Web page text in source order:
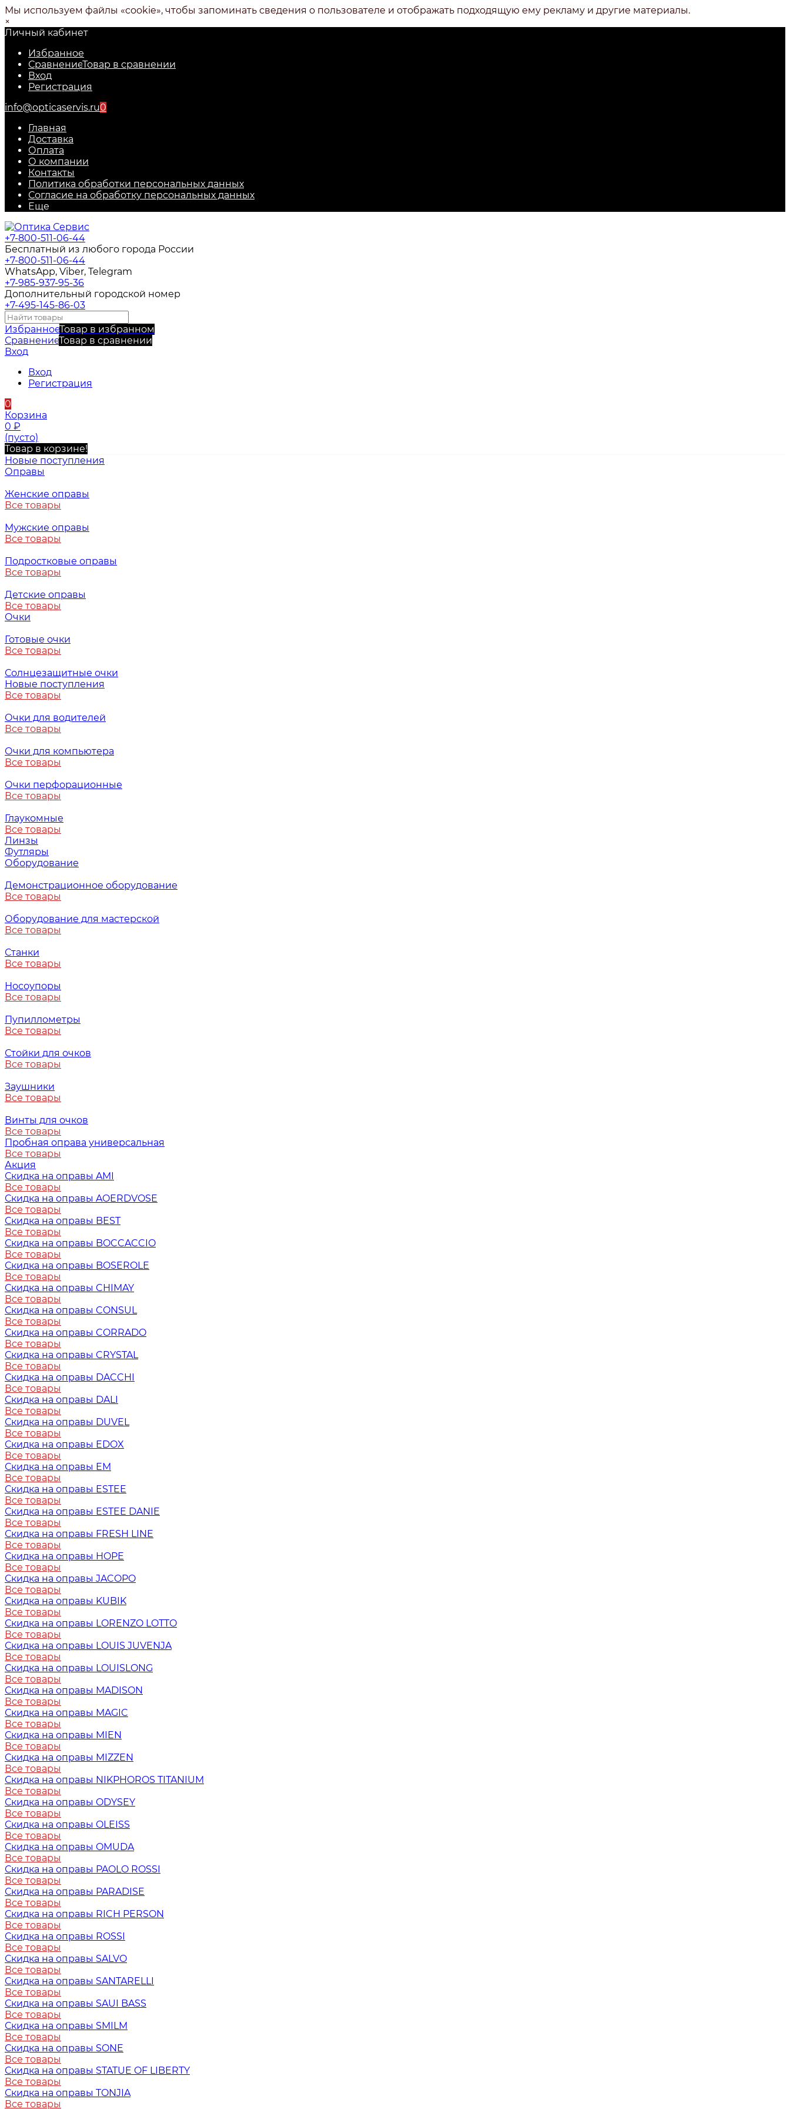
Мы используем файлы «cookie», чтобы запоминать сведения о пользователе и отображать подходящую ему рекламу и другие материалы.
×
Личный кабинет
Избранное
СравнениеТовар в сравнении
Вход
Регистрация
info@opticaservis.ru0
Главная
Доставка
Оплата
О компании
Контакты
Политика обработки персональных данных
Согласие на обработку персональных данных
Еще
+7-800-511-06-44
Бесплатный из любого города России
+7-800-511-06-44
WhatsApp, Viber, Telegram
+7-985-937-95-36
Дополнительный городской номер
+7-495-145-86-03
ИзбранноеТовар в избранном
СравнениеТовар в сравнении
Вход
Вход
Регистрация
0
Корзина
0 ₽
(пусто)
Товар в корзине!
Новые поступления
Оправы
Женские оправы
Все товары
Мужские оправы
Все товары
Подростковые оправы
Все товары
Детские оправы
Все товары
Очки
Готовые очки
Все товары
Солнцезащитные очки
Новые поступления
Все товары
Очки для водителей
Все товары
Очки для компьютера
Все товары
Очки перфорационные
Все товары
Глаукомные
Все товары
Линзы
Футляры
Оборудование
Демонстрационное оборудование
Все товары
Оборудование для мастерской
Все товары
Станки
Все товары
Носоупоры
Все товары
Пупиллометры
Все товары
Стойки для очков
Все товары
Заушники
Все товары
Винты для очков
Все товары
Пробная оправа универсальная
Все товары
Акция
Скидка на оправы AMI
Все товары
Скидка на оправы AOERDVOSE
Все товары
Скидка на оправы BEST
Все товары
Скидка на оправы BOCCACCIO
Все товары
Скидка на оправы BOSEROLE
Все товары
Скидка на оправы CHIMAY
Все товары
Скидка на оправы CONSUL
Все товары
Скидка на оправы CORRADO
Все товары
Скидка на оправы CRYSTAL
Все товары
Скидка на оправы DACCHI
Все товары
Скидка на оправы DALI
Все товары
Скидка на оправы DUVEL
Все товары
Скидка на оправы EDOX
Все товары
Скидка на оправы EM
Все товары
Скидка на оправы ESTEE
Все товары
Скидка на оправы ESTEE DANIE
Все товары
Скидка на оправы FRESH LINE
Все товары
Скидка на оправы HOPE
Все товары
Скидка на оправы JACOPO
Все товары
Скидка на оправы KUBIK
Все товары
Скидка на оправы LORENZO LOTTO
Все товары
Скидка на оправы LOUIS JUVENJA
Все товары
Скидка на оправы LOUISLONG
Все товары
Скидка на оправы MADISON
Все товары
Скидка на оправы MAGIC
Все товары
Скидка на оправы MIEN
Все товары
Скидка на оправы MIZZEN
Все товары
Скидка на оправы NIKPHOROS TITANIUM
Все товары
Скидка на оправы ODYSEY
Все товары
Скидка на оправы OLEISS
Все товары
Скидка на оправы OMUDA
Все товары
Скидка на оправы PAOLO ROSSI
Все товары
Скидка на оправы PARADISE
Все товары
Скидка на оправы RICH PERSON
Все товары
Скидка на оправы ROSSI
Все товары
Скидка на оправы SALVO
Все товары
Скидка на оправы SANTARELLI
Все товары
Скидка на оправы SAUI BASS
Все товары
Скидка на оправы SMILM
Все товары
Скидка на оправы SONE
Все товары
Скидка на оправы STATUE OF LIBERTY
Все товары
Скидка на оправы TONJIA
Все товары